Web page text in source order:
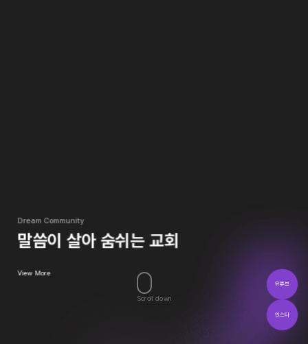
Designed by 엘씨(LCDNS)
Dream Community
말씀이 살아 숨쉬는 교회
View More
Scroll down
유튜브
인스타